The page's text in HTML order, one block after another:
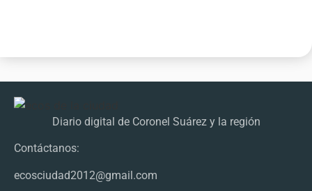
Diario digital de Coronel Suárez y la región
Contáctanos:
ecosciudad2012@gmail.com